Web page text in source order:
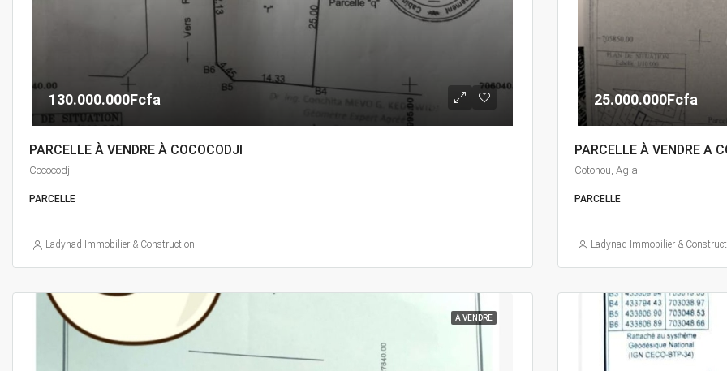
130.000.000Fcfa
PARCELLE À VENDRE À COCOCODJI
Cococodji
PARCELLE
Ladynad Immobilier & Construction
25.000.000Fcfa
PARCELLE À VENDRE A
Cotonou, Agla
PARCELLE
Ladynad Immobilier &
A VENDRE